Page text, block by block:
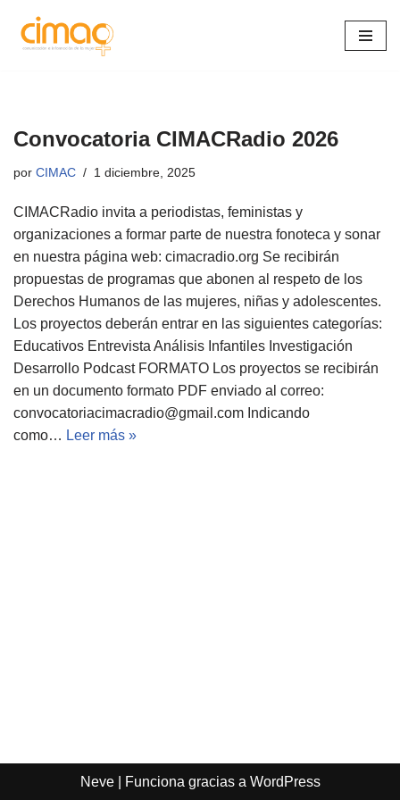
Saltar
Convocatoria CIMACRadio 2026
por CIMAC 1 diciembre, 2025
CIMACRadio invita a periodistas, feministas y
organizaciones a formar parte de nuestra fonoteca y sonar
en nuestra página web: cimacradio.org Se recibirán
propuestas de programas que abonen al respeto de los
Derechos Humanos de las mujeres, niñas y adolescentes.
Los proyectos deberán entrar en las siguientes categorías:
Educativos Entrevista Análisis Infantiles Investigación
Desarrollo Podcast FORMATO Los proyectos se recibirán
en un documento formato PDF enviado al correo:
convocatoriacimacradio@gmail.com Indicando
como… Leer más »
Neve| Funciona gracias a WordPress